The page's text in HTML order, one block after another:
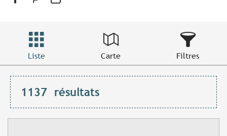
Liste Carte Filtres
1137 résultats